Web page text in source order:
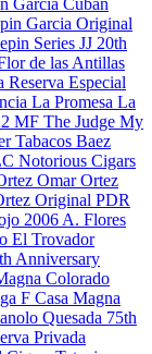
Garcia Cuban
Garcia Original
Series JJ 20th
de las Antillas
Reserva Especial
La Promesa La
MF The Judge My
Tabacos Baez
Notorious Cigars
Omar Ortez
Original PDR
2006 A. Flores
El Trovador
Anniversary
Colorado
F Casa Magna
Quesada 75th
Privada